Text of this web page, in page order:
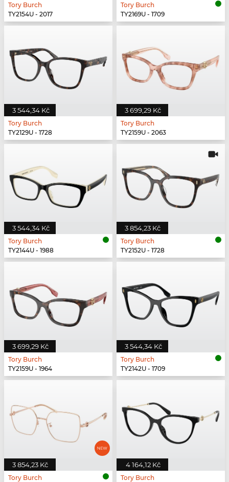
Tory Burch
TY2154U - 2017
Tory Burch
TY2169U - 1709
3 544,34 Kč
Tory Burch
TY2129U - 1728
3 699,29 Kč
Tory Burch
TY2159U - 2063
3 544,34 Kč
Tory Burch
TY2144U - 1988
3 854,23 Kč
Tory Burch
TY2152U - 1728
3 699,29 Kč
Tory Burch
TY2159U - 1964
3 544,34 Kč
Tory Burch
TY2142U - 1709
3 854,23 Kč
Tory Burch
4 164,12 Kč
Tory Burch